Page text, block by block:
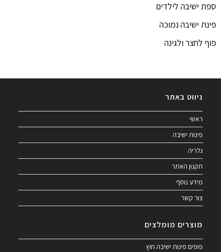
ספת ישיבה לילדים
פינת ישיבה נמוכה
פוף לחצר ולגינה
ניווט באתר
ראשי
פינות ישיבה
גלריה
תקנון האתר
מידע נוסף
צור קשר
מוצרים מומלצים
פופים פינות ישיבה חוץ